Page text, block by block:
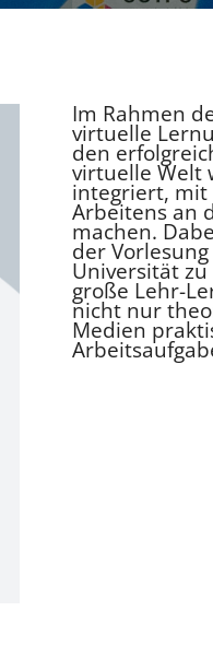
Im Rahmen
virtuelle
den
virtuelle Welt
integriert, mit
Arbeitens an
machen.
der
Universität
große Lehr-
nicht nur
Medien